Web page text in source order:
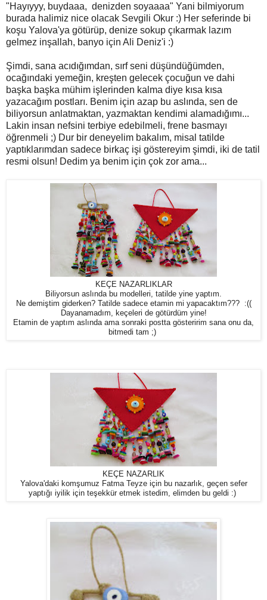
"Hayıyyy, buydaaa, denizden soyaaaa" Yani bilmiyorum
burada halimiz nice olacak Sevgili Okur :) Her seferinde bi
koşu Yalova'ya götürüp, denize sokup çıkarmak lazım
gelmez inşallah, banyo için Ali Deniz'i :)
Şimdi, sana acıdığımdan, sırf seni düşündüğümden,
ocağındaki yemeğin, kreşten gelecek çocuğun ve dahi
başka başka mühim işlerinden kalma diye kısa kısa
yazacağım postları. Benim için azap bu aslında, sen de
biliyorsun anlatmaktan, yazmaktan kendimi alamadığımı...
Lakin insan nefsini terbiye edebilmeli, frene basmayı
öğrenmeli ;) Dur bir deneyelim bakalım, misal tatilde
yaptıklarımdan sadece birkaç işi göstereyim şimdi, iki de tatil
resmi olsun! Dedim ya benim için çok zor ama...
KEÇE NAZARLIKLAR
Biliyorsun aslında bu modelleri, tatilde yine yaptım.
Ne demiştim giderken? Tatilde sadece etamin mi yapacaktım??? :((
Dayanamadım, keçeleri de götürdüm yine!
Etamin de yaptım aslında ama sonraki postta gösteririm sana onu da,
bitmedi tam ;)
KEÇE NAZARLIK
Yalova'daki komşumuz Fatma Teyze için bu nazarlık, geçen sefer
yaptığı iyilik için teşekkür etmek istedim, elimden bu geldi :)